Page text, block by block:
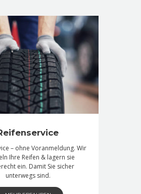
– ohne Voranmeldung. Wir
Ihre Reifen & lagern sie
ein. Damit Sie sicher
unterwegs sind.